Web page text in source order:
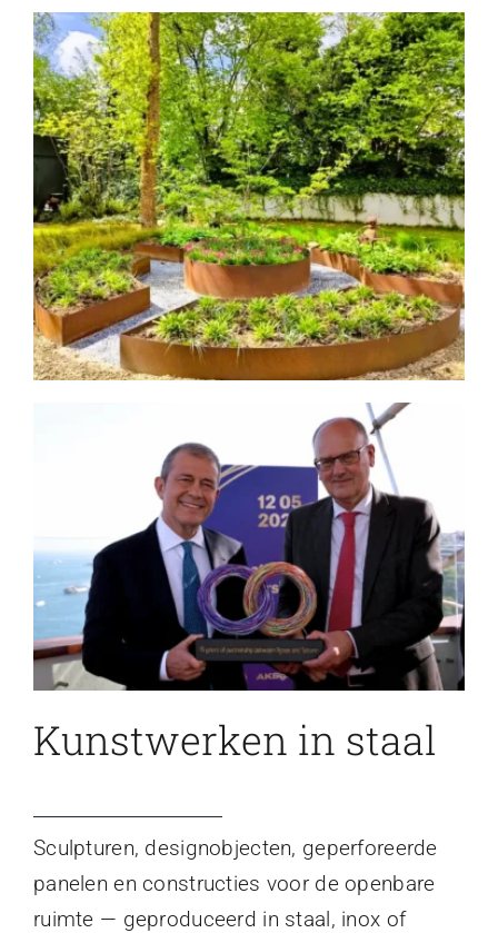
Kunstwerken in staal
Sculpturen, designobjecten, geperforeerde
panelen en constructies voor de openbare
ruimte — geproduceerd in staal, inox of